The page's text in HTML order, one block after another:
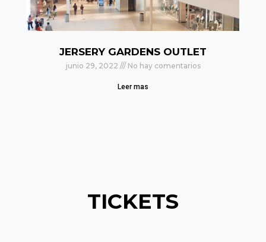
JERSERY GARDENS OUTLET
junio 29, 2022 No hay comentarios
Leer mas
TICKETS